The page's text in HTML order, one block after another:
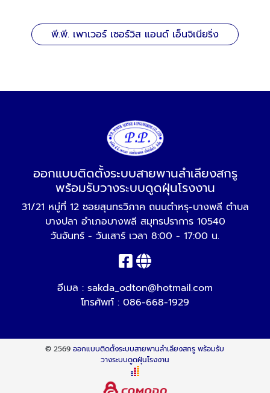
พี.พี. เพาเวอร์ เซอร์วิส แอนด์ เอ็นจิเนียริ่ง
ออกแบบติดตั้งระบบสายพานลำเลียงสกรู
พร้อมรับวางระบบดูดฝุ่นโรงงาน
31/21 หมู่ที่ 12 ซอยสุนทรวิภาค ถนนตำหรุ-บางพลี ตำบล
บางปลา อำเภอบางพลี สมุทรปราการ 10540
วันจันทร์ - วันเสาร์ เวลา 8:00 - 17:00 น.
อีเมล : sakda_odton@hotmail.com
โทรศัพท์ : 086-668-1929
© 2569ออกแบบติดตั้งระบบสายพานลำเลียงสกรู พร้อมรับ
วางระบบดูดฝุ่นโรงงาน